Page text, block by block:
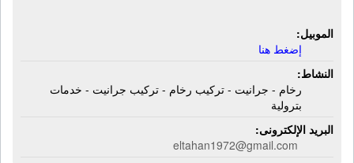
الموبيل:
إضغط هنا
النشاط:
رخام - جرانيت - تركيب رخام - تركيب جرانيت - خدمات
بترولية
البريد الإلكترونى:
eltahan1972@gmail.com